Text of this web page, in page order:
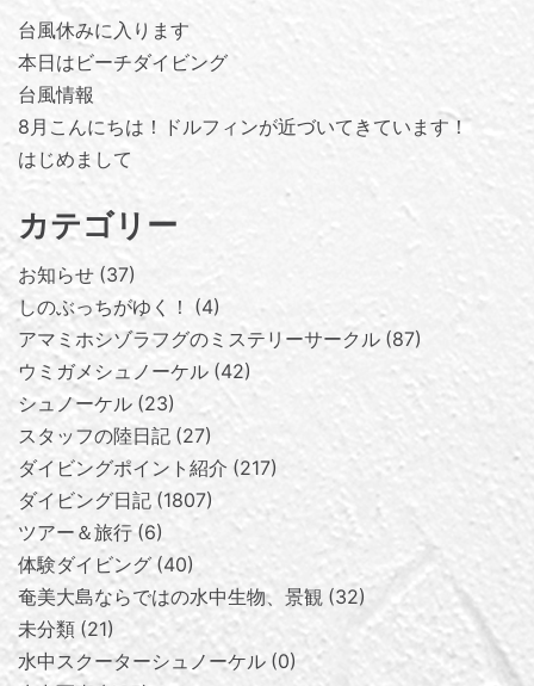
台風休みに入ります
本日はビーチダイビング
台風情報
8月こんにちは！ドルフィンが近づいてきています！
はじめまして
カテゴリー
お知らせ 37
しのぶっちがゆく！
4
アマミホシゾラフグのミステリーサークル 87
ウミガメシュノーケル 42
シュノーケル 23
スタッフの陸日記 27
ダイビングポイント紹介 217
ダイビング日記 1807
ツアー＆旅行 6
体験ダイビング 40
奄美大島ならではの水中生物、景観 32
未分類 21
水中スクーターシュノーケル 0